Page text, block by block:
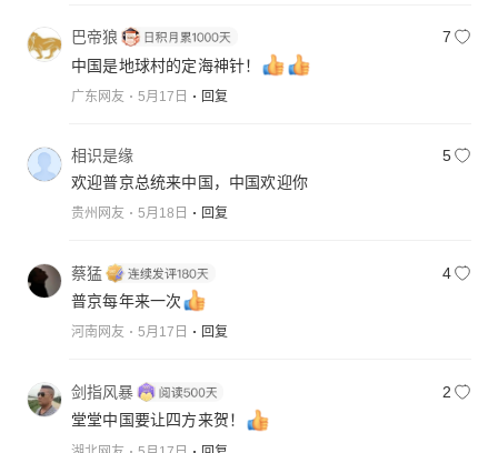
巴帝狼
7
中国是地球村的定海神针！
广东网友 5月17日 回复
相识是缘
5
欢迎普京总统来中国，中国欢迎你
贵州网友 5月18日 回复
蔡猛
4
普京每年来一次
河南网友 5月17日 回复
剑指风暴
2
堂堂中国要让四方来贺！